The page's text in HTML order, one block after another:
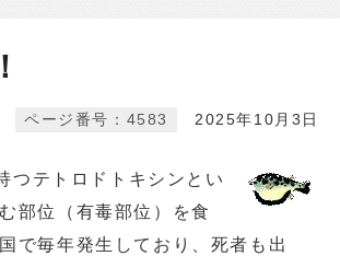
2025年10月3日
ページ番号：4583
テトロドトキシンとい
部位（有毒部位）を食
で毎年発生しており、死者も出